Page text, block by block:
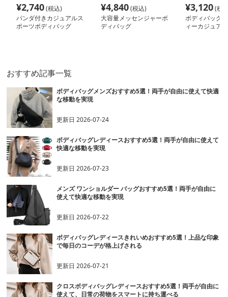
¥2,740(税込)
パンダ付きカジュアルス
ポーツボディバッグ
¥4,840(税込)
大容量メッセンジャーボ
ディバッグ
¥3,120(税
ボディバッグ
ィーカジュア
おすすめ記事一覧
ボディバッグメンズおすすめ5選！両手が自由に使えて快適
な移動を実現
更新日2026-07-24
ボディバッグレディースおすすめ5選！両手が自由に使えて
快適な移動を実現
更新日2026-07-23
メンズ ワンショルダー バッグおすすめ5選！両手が自由に
使えて快適な移動を実現
更新日2026-07-22
ボディバッグレディースきれいめおすすめ5選！上品な印象
で毎日のコーデが格上げされる
更新日2026-07-21
クロスボディバッグレディースおすすめ5選！両手が自由に
使えて、日常の荷物をスマートに持ち運べる